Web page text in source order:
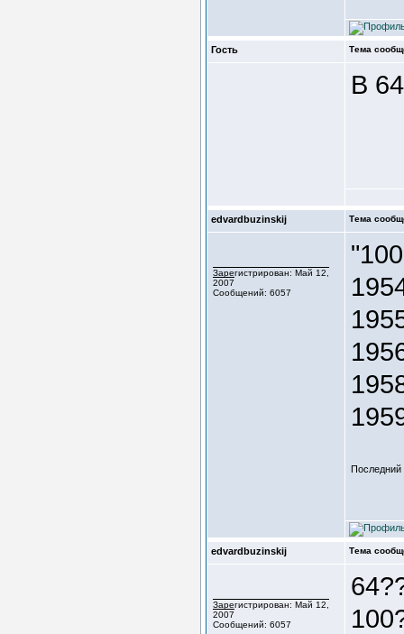
Гость Тема
В
edvardbuzinskij Тема
Зарегистрирован: Май 12,
2007
Сообщений: 6057
Последний
edvardbuzinskij Тема
Зарегистрирован: Май 12,
2007
Сообщений: 6057